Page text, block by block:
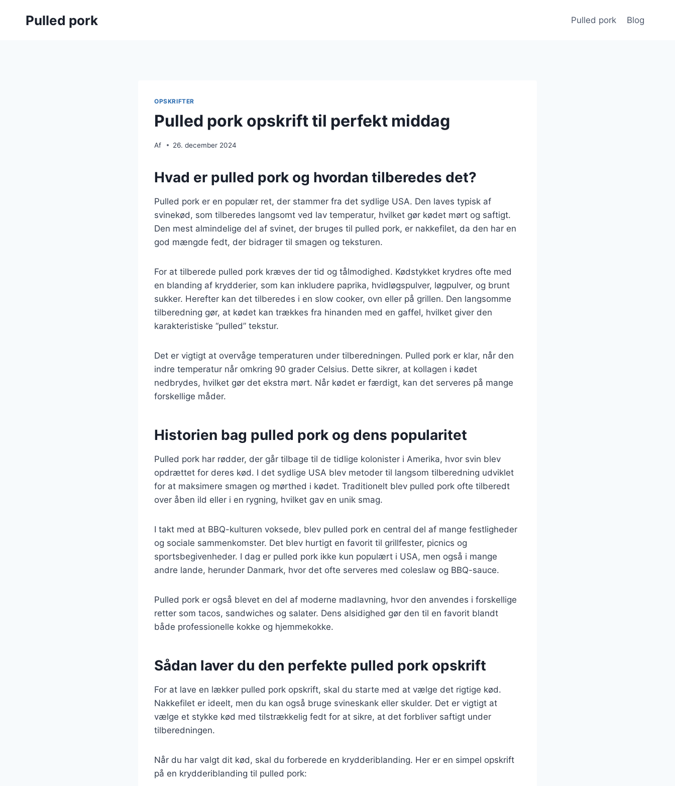
Pulled pork Pulled pork Blog
OPSKRIFTER
Pulled pork opskrift til perfekt middag
Af 26. december 2024
Hvad er pulled pork og hvordan tilberedes det?
Pulled pork er en populær ret, der stammer fra det sydlige USA. Den laves typisk af
svinekød, som tilberedes langsomt ved lav temperatur, hvilket gør kødet mørt og saftigt.
Den mest almindelige del af svinet, der bruges til pulled pork, er nakkefilet, da den har en
god mængde fedt, der bidrager til smagen og teksturen.
For at tilberede pulled pork kræves der tid og tålmodighed. Kødstykket krydres ofte med
en blanding af krydderier, som kan inkludere paprika, hvidløgspulver, løgpulver, og brunt
sukker. Herefter kan det tilberedes i en slow cooker, ovn eller på grillen. Den langsomme
tilberedning gør, at kødet kan trækkes fra hinanden med en gaffel, hvilket giver den
karakteristiske “pulled” tekstur.
Det er vigtigt at overvåge temperaturen under tilberedningen. Pulled pork er klar, når den
indre temperatur når omkring 90 grader Celsius. Dette sikrer, at kollagen i kødet
nedbrydes, hvilket gør det ekstra mørt. Når kødet er færdigt, kan det serveres på mange
forskellige måder.
Historien bag pulled pork og dens popularitet
Pulled pork har rødder, der går tilbage til de tidlige kolonister i Amerika, hvor svin blev
opdrættet for deres kød. I det sydlige USA blev metoder til langsom tilberedning udviklet
for at maksimere smagen og mørthed i kødet. Traditionelt blev pulled pork ofte tilberedt
over åben ild eller i en rygning, hvilket gav en unik smag.
I takt med at BBQ-kulturen voksede, blev pulled pork en central del af mange festligheder
og sociale sammenkomster. Det blev hurtigt en favorit til grillfester, picnics og
sportsbegivenheder. I dag er pulled pork ikke kun populært i USA, men også i mange
andre lande, herunder Danmark, hvor det ofte serveres med coleslaw og BBQ-sauce.
Pulled pork er også blevet en del af moderne madlavning, hvor den anvendes i forskellige
retter som tacos, sandwiches og salater. Dens alsidighed gør den til en favorit blandt
både professionelle kokke og hjemmekokke.
Sådan laver du den perfekte pulled pork opskrift
For at lave en lækker pulled pork opskrift, skal du starte med at vælge det rigtige kød.
Nakkefilet er ideelt, men du kan også bruge svineskank eller skulder. Det er vigtigt at
vælge et stykke kød med tilstrækkelig fedt for at sikre, at det forbliver saftigt under
tilberedningen.
Når du har valgt dit kød, skal du forberede en krydderiblanding. Her er en simpel opskrift
på en krydderiblanding til pulled pork: